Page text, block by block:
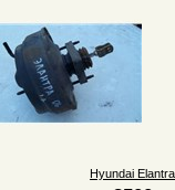
Hyundai Elantra